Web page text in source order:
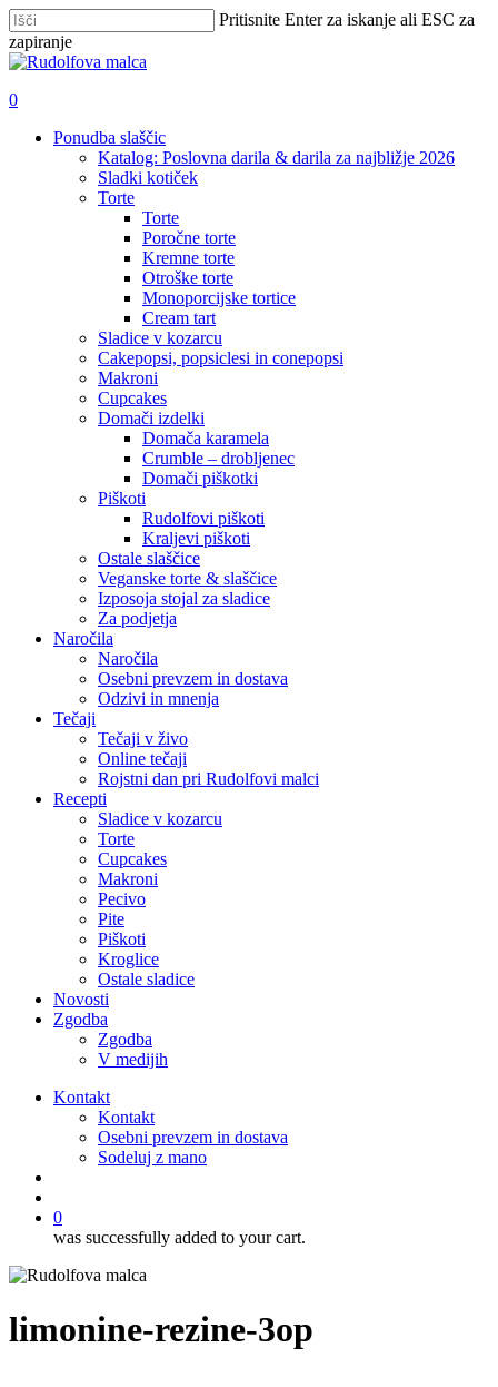
Skip
to
main
Pritisnite Enter za iskanje ali ESC za
zapiranje
Zapri
išči
account
0
Ponudba slaščic
Katalog: Poslovna darila & darila za najbližje 2026
Sladki kotiček
Torte
Torte
Poročne torte
Kremne torte
Otroške torte
Monoporcijske tortice
Cream tart
Sladice v kozarcu
Cakepopsi, popsiclesi in conepopsi
Makroni
Cupcakes
Domači izdelki
Domača karamela
Crumble – drobljenec
Domači piškotki
Piškoti
Rudolfovi piškoti
Kraljevi piškoti
Ostale slaščice
Veganske torte & slaščice
Izposoja stojal za sladice
Za podjetja
Naročila
Naročila
Osebni prevzem in dostava
Odzivi in mnenja
Tečaji
Tečaji v živo
Online tečaji
Rojstni dan pri Rudolfovi malci
Recepti
Sladice v kozarcu
Torte
Cupcakes
Makroni
Pecivo
Pite
Piškoti
Kroglice
Ostale sladice
Novosti
Zgodba
Zgodba
V medijih
Kontakt
Kontakt
Osebni prevzem in dostava
Sodeluj z mano
0
was successfully added to your cart.
limonine-rezine-3op